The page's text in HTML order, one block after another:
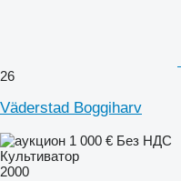
26
Väderstad Boggiharv
1 000 € Без НДС
Культиватор
2000